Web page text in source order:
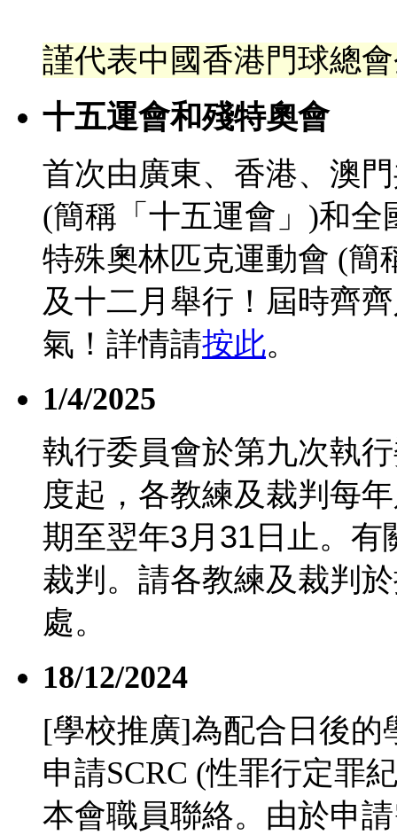
謹代表中國香港門球總
十五運會和殘特奧會
首次由廣東、香港、澳
(簡稱「十五運會」)和
特殊奧林匹克運動會 (簡
及十二月舉行！屆時齊
氣！詳情請按此。
1/4/2025
執行委員會於第九次執
度起，各教練及裁判每
期至翌年3月 31 日止。
裁判。請各教練及裁判
處。
18/12/2024
[學校推廣]為配合日後的
申請SCRC (性罪行定罪
本會職員聯絡。由於申